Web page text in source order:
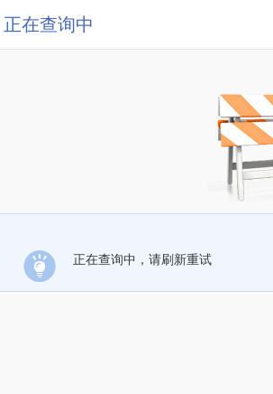
正在查询中
正在查询中，请刷新重试